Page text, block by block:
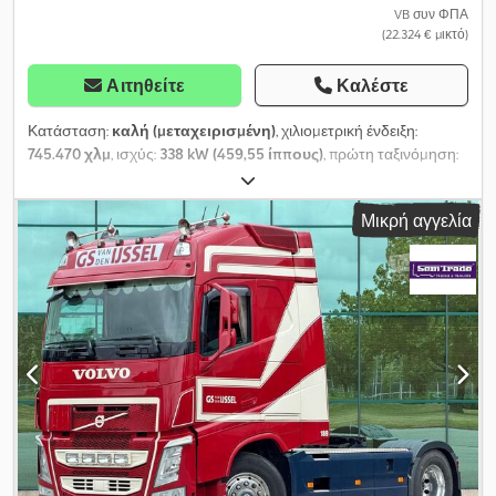
VB συν ΦΠΑ
(22.324 € μικτό)
Αιτηθείτε Καλέστε
Κατάσταση: καλή (μεταχειρισμένη), χιλιομετρική ένδειξη:
745.470 χλμ, ισχύς: 338 kW (459,55 ίππους), πρώτη ταξινόμηση:
ντίζελ, μέγεθος ελαστικού:
315/70R22,5, διάταξη αξόνων:4x2, μεταξόνιο:3.700 χιλ., καύσιμο:
ντίζελ, χρώμα:άλλο, καμπίνα οδηγού:καμπίνα ύπνου, τύπος
μετάδοσης:αυτόματο, αριθμός ταχυτήτων:
, κατηγορία
εκπομπών:Euro 6, ανάρτηση:χάλυβας-αέρας
, συνολικό μήκος:
5.890 χιλ., συνολικό πλάτος:2.550 χιλ. , συνολικό ύψος:3.800
χιλ., Έτος κατασκευής: 2015 , Εξοπλισμός: ABS, Bluetooth,
ηλεκτρικά ρυθμιζόμενος καθρέφτης, ηλεκτρική ρύθμιση
παραθύρων, θερμαινόμενο κάθισμα, κεντρικό κλείδωμα,
κλιματισμός, σύστημα αυτόματου ελέγχου ταχύτητας,
σύστημα ελέγχου πρόσφυσης, σύστημα θέρμανσης
στάθμευσης, = Επιπλέον επιλογές και αξεσουάρ = -
Θερμαινόμενοι καθρέφτες - Ψηφιακός ταχογράφος -
Καταγραφέας διαδρομής (συσκευή ελέγχου) - Σταθερός - Λάμπα
Μικρή αγγελία